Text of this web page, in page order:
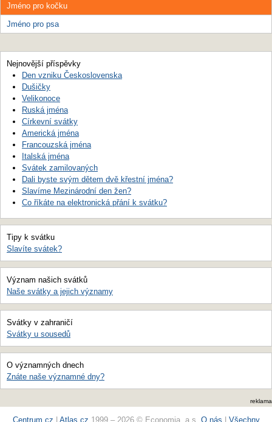
Jméno pro kočku
Jméno pro psa
Nejnovější příspěvky
Den vzniku Československa
Dušičky
Velikonoce
Ruská jména
Církevní svátky
Americká jména
Francouzská jména
Italská jména
Svátek zamilovaných
Dali byste svým dětem dvě křestní jména?
Slavíme Mezinárodní den žen?
Co říkáte na elektronická přání k svátku?
Tipy k svátku
Slavíte svátek?
Význam našich svátků
Naše svátky a jejich významy
Svátky v zahraničí
Svátky u sousedů
O významných dnech
Znáte naše významné dny?
reklama
Centrum.cz Atlas.cz 1999 – 2026 © Economia, a.s. O nás Všechny